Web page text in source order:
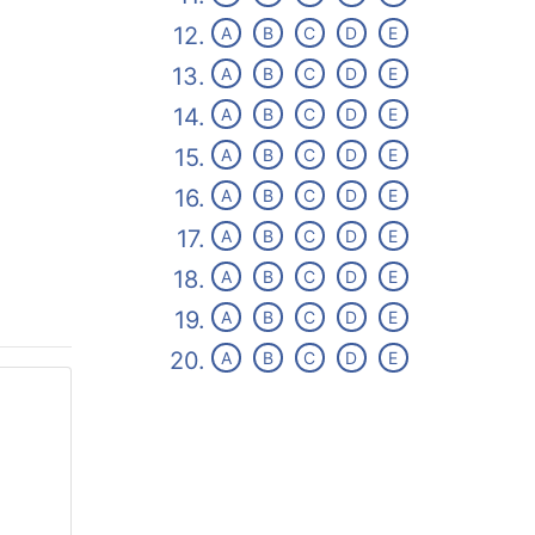
12. A B C D E
13. A B C D E
14. A B C D E
15. A B C D E
16. A B C D E
17. A B C D E
18. A B C D E
19. A B C D E
20. A B C D E